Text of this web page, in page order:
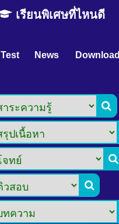
เรียนพิเศษที่ไหนดี
Test News Download


